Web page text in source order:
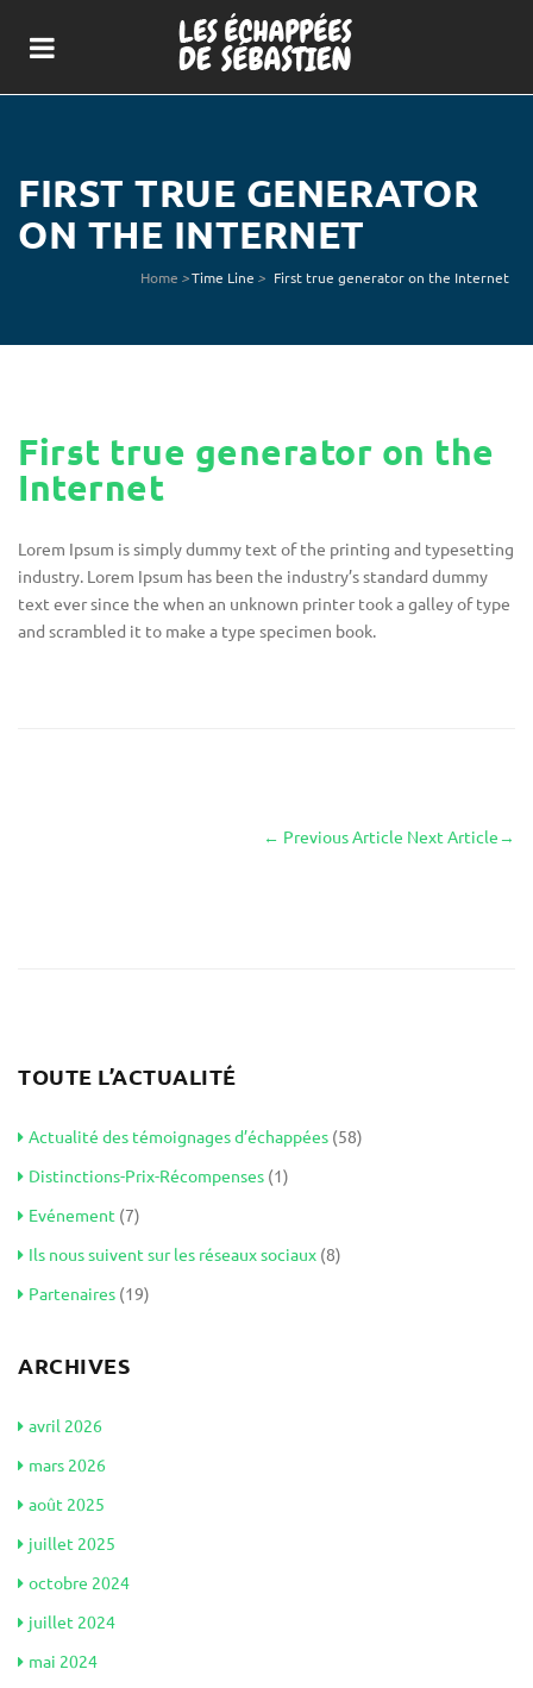
FIRST TRUE GENERATOR
ON THE INTERNET
Home >Time Line > First true generator on the Internet
First true generator on the
Internet
Lorem Ipsum is simply dummy text of the printing and typesetting
industry. Lorem Ipsum has been the industry’s standard dummy
text ever since the when an unknown printer took a galley of type
and scrambled it to make a type specimen book.
← Previous Article Next Article→
TOUTE L’ACTUALITÉ
Actualité des témoignages d’échappées (58)
Distinctions-Prix-Récompenses (1)
Evénement (7)
Ils nous suivent sur les réseaux sociaux (8)
Partenaires (19)
ARCHIVES
avril 2026
mars 2026
août 2025
juillet 2025
octobre 2024
juillet 2024
mai 2024